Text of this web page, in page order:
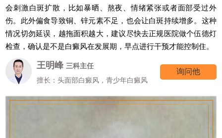
会刺激白斑扩散，比如暴晒、熬夜、情绪紧张或者面部受过外
伤。此外偏食导致铜、锌元素不足，也会让白斑持续增多。这种
情况切勿延误，越拖面积越大，建议尽快去正规医院做个伍德灯
检查，确认是不是白癜风在发展期，早点进行干预才能控制住。
王明峰 三科主任
擅长：头面部白癜风，青少年白癜风
询问他